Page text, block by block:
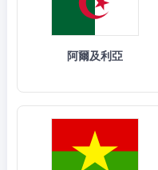
阿爾及利亞